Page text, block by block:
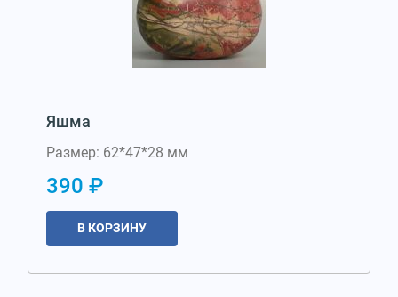
Яшма
Размер: 62*47*28 мм
390 ₽
В КОРЗИНУ